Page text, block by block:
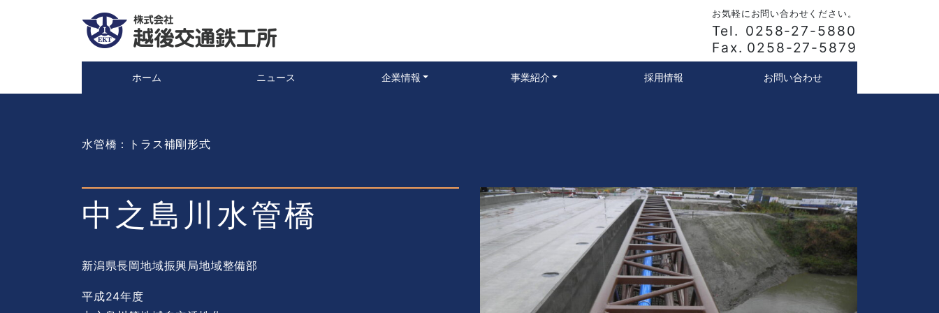
お気軽にお問い合わせください。
Tel. 0258-27-5880
Fax. 0258-27-5879
Main Menuホーム ニュース 企業情報 事業紹介 採用情報 お問い合わせ
水管橋 ：トラス補剛形式
中之島川水管橋
新潟県長岡地域振興局地域整備部
平成24年度